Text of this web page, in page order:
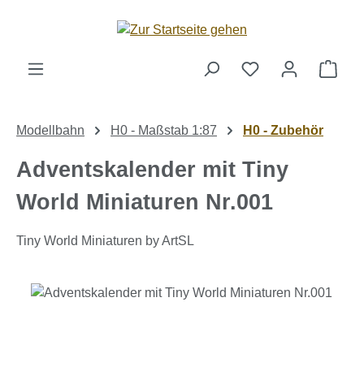
Zum Hauptinhalt springen
Modellbahn H0 - Maßstab 1:87 H0 - Zubehör
Adventskalender mit Tiny
World Miniaturen Nr.001
Tiny World Miniaturen by ArtSL
Bildergalerie überspringen